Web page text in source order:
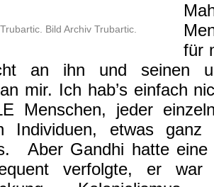
Bild Archiv Trubartic.
für
an ihn und seinen
mir. Ich hab’s einfach
Menschen, jeder
Individuen, etwas ganz
Aber Gandhi hatte eine
verfolgte, er war